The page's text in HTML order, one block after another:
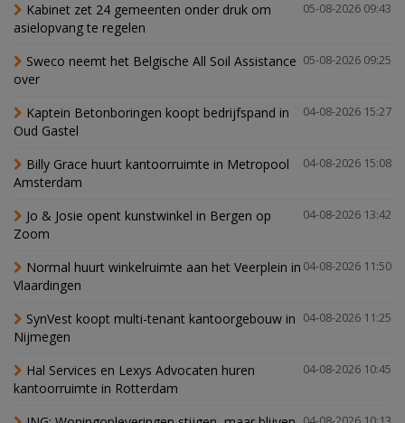
05-08-2026 09:43
Kabinet zet 24 gemeenten onder druk om
asielopvang te regelen
05-08-2026 09:25
Sweco neemt het Belgische All Soil Assistance
over
04-08-2026 15:27
Kaptein Betonboringen koopt bedrijfspand in
Oud Gastel
04-08-2026 15:08
Billy Grace huurt kantoorruimte in Metropool
Amsterdam
04-08-2026 13:42
Jo & Josie opent kunstwinkel in Bergen op
Zoom
04-08-2026 11:50
Normal huurt winkelruimte aan het Veerplein in
Vlaardingen
04-08-2026 11:25
SynVest koopt multi-tenant kantoorgebouw in
Nijmegen
04-08-2026 10:45
Hal Services en Lexys Advocaten huren
kantoorruimte in Rotterdam